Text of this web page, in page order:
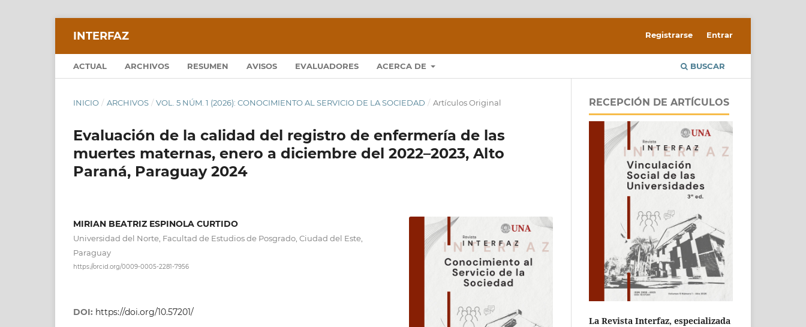
INTERFAZ
ACTUAL ARCHIVOS RESUMEN AVISOS EVALUADORES ACERCA DE BUSCAR
Registrarse Entrar
INICIO / ARCHIVOS / VOL. 5 NÚM. 1 (2026): CONOCIMIENTO AL SERVICIO DE LA SOCIEDAD / Artículos Original
Evaluación de la calidad del registro de enfermería de las
muertes maternas, enero a diciembre del 2022–2023, Alto
Paraná, Paraguay 2024
MIRIAN BEATRIZ ESPINOLA CURTIDO
Universidad del Norte, Facultad de Estudios de Posgrado, Ciudad del Este,
Paraguay
https://orcid.org/0009-0005-2281-7956
DOI: https://doi.org/10.57201/
RECEPCIÓN DE ARTÍCULOS
La Revista Interfaz, especializada